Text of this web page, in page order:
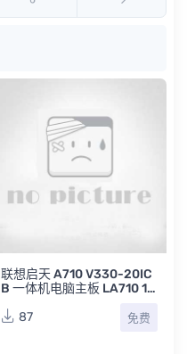
联想启天 A710 V330-20IC
B 一体机电脑主板 LA710 18
87
免费